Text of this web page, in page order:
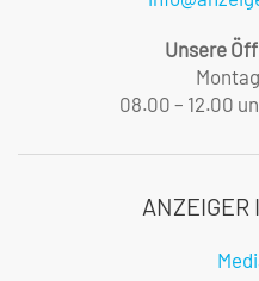
Unsere
08.00 – 12.00
ANZEIGER